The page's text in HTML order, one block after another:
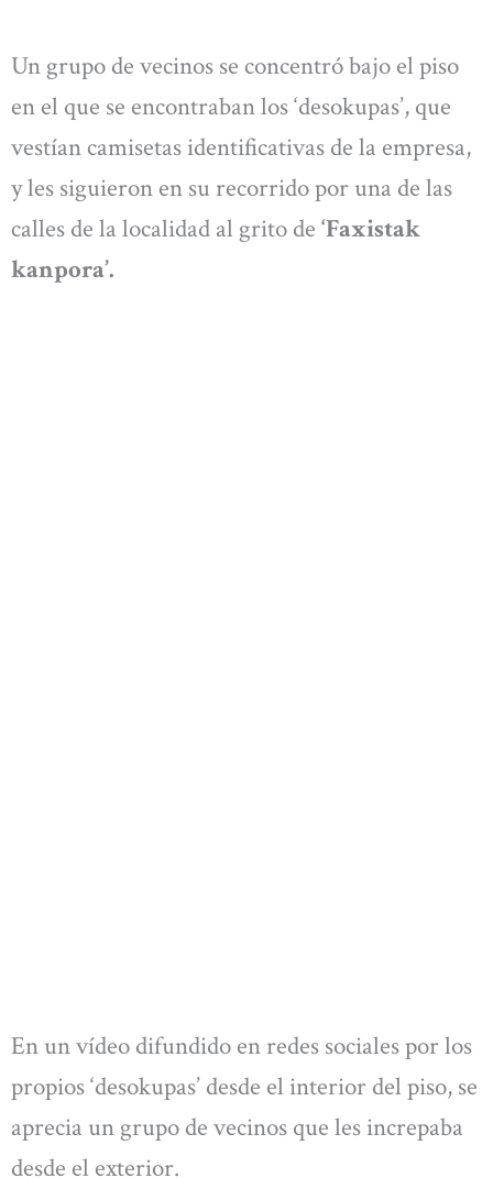
Un grupo de vecinos se concentró bajo el piso
en el que se encontraban los ‘desokupas’, que
vestían camisetas identificativas de la empresa,
y les siguieron en su recorrido por una de las
calles de la localidad al grito de ‘Faxistak
kanpora’.
En un vídeo difundido en redes sociales por los
propios ‘desokupas’ desde el interior del piso, se
aprecia un grupo de vecinos que les increpaba
desde el exterior.